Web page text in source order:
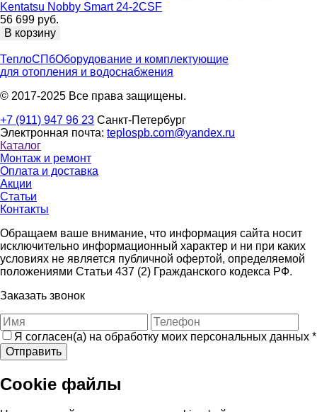
Kentatsu Nobby Smart 24-2CSF
56 699 руб.
В корзину
ТеплоСПбОборудование и комплектующие
для отопления и водоснабжения
© 2017-2025 Все права защищены.
+7 (911) 947 96 23 Санкт-Петербург
Электронная почта: teplospb.com@yandex.ru
Каталог
Монтаж и ремонт
Оплата и доставка
Акции
Статьи
Контакты
Обращаем ваше внимание, что информация сайта носит
исключительно информационный характер и ни при каких
условиях не является публичной офертой, определяемой
положениями Статьи 437 (2) Гражданского кодекса РФ.
Заказать звонок
Я согласен(а) на обработку моих персональных данных *
Отправить
Cookie файлы